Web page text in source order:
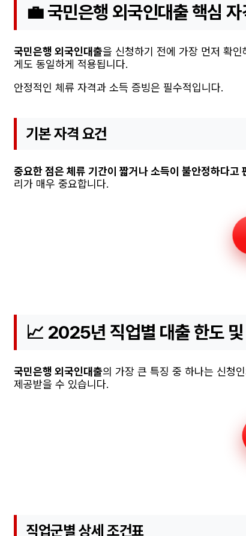
💼 국민은행 외국인대출 핵심 자
국민은행 외국인대출을 신청하기 전에 가장 먼저 확
게도 동일하게 적용됩니다.
안정적인 체류 자격과 소득 증빙은 필수적입니다.
기본 자격 요건
중요한 점은 체류 기간이 짧거나 소득이 불안정하다
리가 매우 중요합니다.
📈 2025년 직업별 대출 한도
국민은행 외국인대출의 가장 큰 특징 중 하나는 신청
제공받을 수 있습니다.
직업군별 상세 조건표